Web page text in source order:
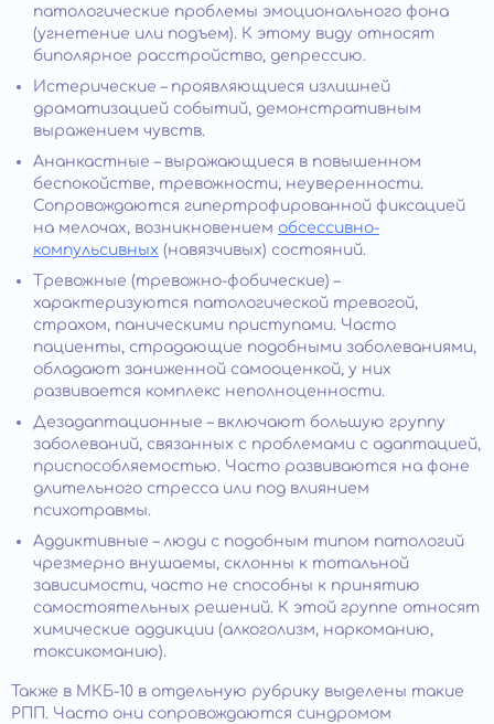
патологические проблемы эмоционального фона
(угнетение или подъем). К этому виду относят
биполярное расстройство, депрессию.
Истерические – проявляющиеся излишней
драматизацией событий, демонстративным
выражением чувств.
Ананкастные – выражающиеся в повышенном
беспокойстве, тревожности, неуверенности.
Сопровождаются гипертрофированной фиксацией
на мелочах, возникновением обсессивно-
компульсивных (навязчивых) состояний.
Тревожные (тревожно-фобические) –
характеризуются патологической тревогой,
страхом, паническими приступами. Часто
пациенты, страдающие подобными заболеваниями,
обладают заниженной самооценкой, у них
развивается комплекс неполноценности.
Дезадаптационные – включают большую группу
заболеваний, связанных с проблемами с адаптацией,
приспособляемостью. Часто развиваются на фоне
длительного стресса или под влиянием
психотравмы.
Аддиктивные – люди с подобным типом патологий
чрезмерно внушаемы, склонны к тотальной
зависимости, часто не способны к принятию
самостоятельных решений. К этой группе относят
химические аддикции (алкоголизм, наркоманию,
токсикоманию).
Также в МКБ-10 в отдельную рубрику выделены такие
РПП. Часто они сопровождаются синдромом